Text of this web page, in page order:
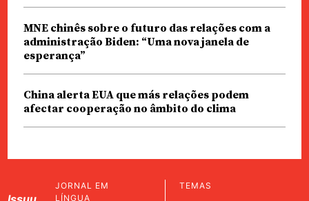
MNE chinês sobre o futuro das relações com a
administração Biden: “Uma nova janela de
esperança”
China alerta EUA que más relações podem
afectar cooperação no âmbito do clima
JORNAL EM
LÍNGUA
TEMAS